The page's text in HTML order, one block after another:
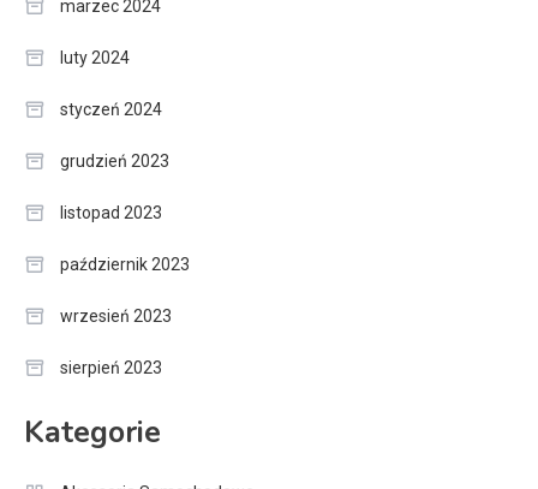
marzec 2024
luty 2024
styczeń 2024
grudzień 2023
listopad 2023
październik 2023
wrzesień 2023
sierpień 2023
Kategorie